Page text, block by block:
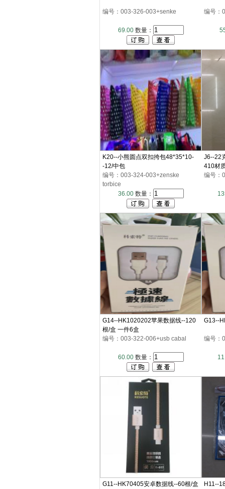
编号：003-326-003+senke
69.00数量：
编号：
K20--小熊圆点双扣挎包48*35*10-
-12/中包
编号：003-324-003+zenske
torbice
36.00数量：
J6--22
410材
编号：
G14--HK1020202苹果数据线--120
根/盒 一件6盒
编号：003-322-006+usb cabal
60.00数量：
G13--
编号：
G11--HK70405安卓数据线--60根/盒
H11--